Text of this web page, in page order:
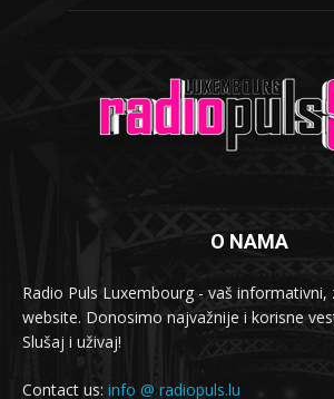
O NAMA
Radio Puls Luxembourg - vaš informativni,
website. Donosimo najvažnije i korisne
Slušaj i uživaj!
Contact us: info @ radiopuls.lu